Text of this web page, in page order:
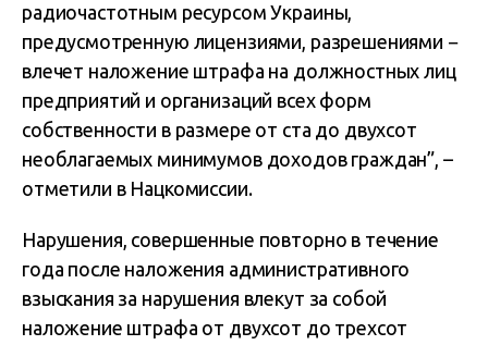
радиочастотным ресурсом Украины,
предусмотренную лицензиями, разрешениями −
влечет наложение штрафа на должностных лиц
предприятий и организаций всех форм
собственности в размере от ста до двухсот
необлагаемых минимумов доходов граждан”, –
отметили в Нацкомиссии.
Нарушения, совершенные повторно в течение
года после наложения административного
взыскания за нарушения влекут за собой
наложение штрафа от двухсот до трехсот